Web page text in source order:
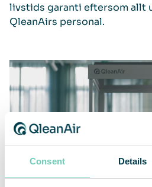
Consent Details
livstids garanti eftersom allt
QleanAirs personal.